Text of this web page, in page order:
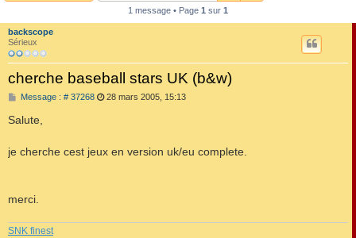
r
h
1 message • Page 1 sur 1
backscope
Sérieux
cherche baseball stars UK (b&w)
Message : # 37268M
e
28 mars 2005, 15:13
Salute,
je cherche cest jeux en version uk/eu complete.
merci.
SNK finest